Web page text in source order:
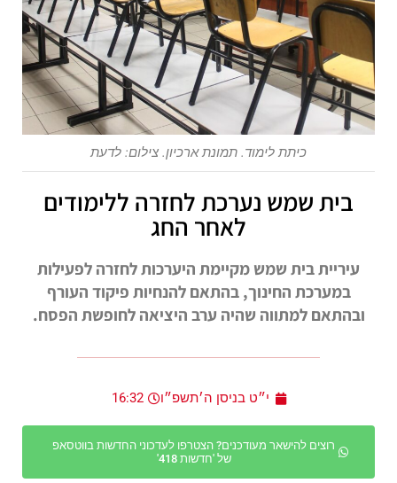
כיתת לימוד. תמונת ארכיון. צילום: לדעת
בית שמש נערכת לחזרה ללימודים
לאחר החג
עיריית בית שמש מקיימת היערכות לחזרה לפעילות
במערכת החינוך, בהתאם להנחיות פיקוד העורף
ובהתאם למתווה שהיה ערב היציאה לחופשת הפסח.
י״ט בניסן ה׳תשפ״ו 16:32
רוצים להישאר מעודכנים? הצטרפו לעדכוני החדשות בווטסאפ
של 'חדשות 418'